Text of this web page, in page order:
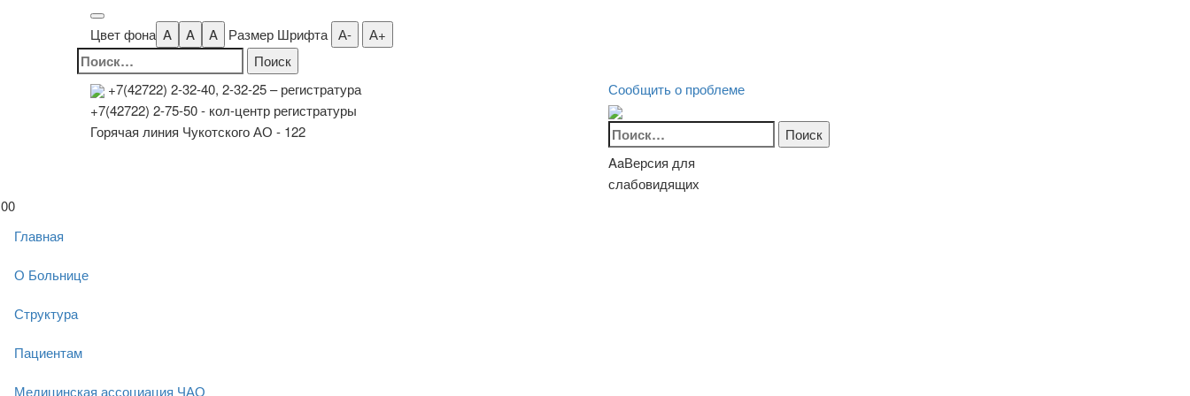
Цвет фона A A A Размер Шрифта А- А+
Найти:
+7(42722) 2-32-40, 2-32-25– регистратура
+7(42722) 2-75-50 - кол-центр регистратуры
Горячая линия Чукотского АО - 122
Сообщить о проблеме
Найти:
AaВерсия для
слабовидящих
00
Главная
О Больнице
Структура
Пациентам
Медицинская ассоциация ЧАО